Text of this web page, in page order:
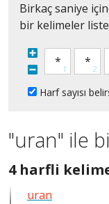
Birkaç saniye
bir kelimeler
Harf sayısı
"uran" ile
4 harfli
uran